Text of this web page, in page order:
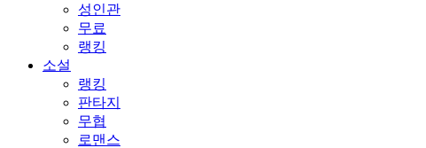
성인관
무료
랭킹
소설
랭킹
판타지
무협
로맨스